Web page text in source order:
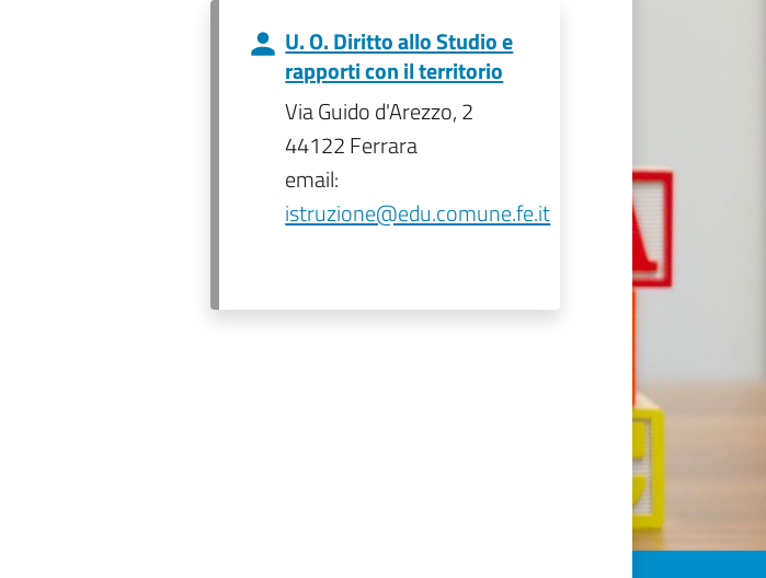
U. O. Diritto allo Studio e
rapporti con il territorio
Via Guido d'Arezzo, 2
44122 Ferrara
email:
istruzione@edu.comune.fe.it